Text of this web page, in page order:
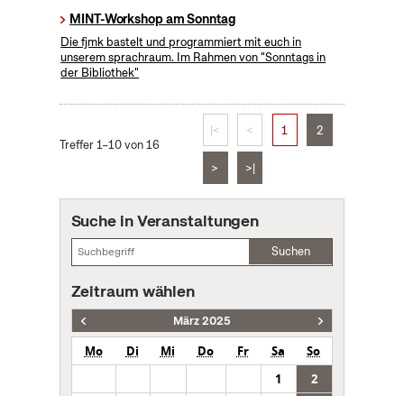
MINT-Workshop am Sonntag
Die fjmk bastelt und programmiert mit euch in
unserem sprachraum. Im Rahmen von "Sonntags in
der Bibliothek"
Treffer 1–10 von 16
|< < 1 2
> >|
Suche in Veranstaltungen
Suchen
Zeitraum wählen
März 2025
Mo Di Mi Do Fr Sa
So
1
2